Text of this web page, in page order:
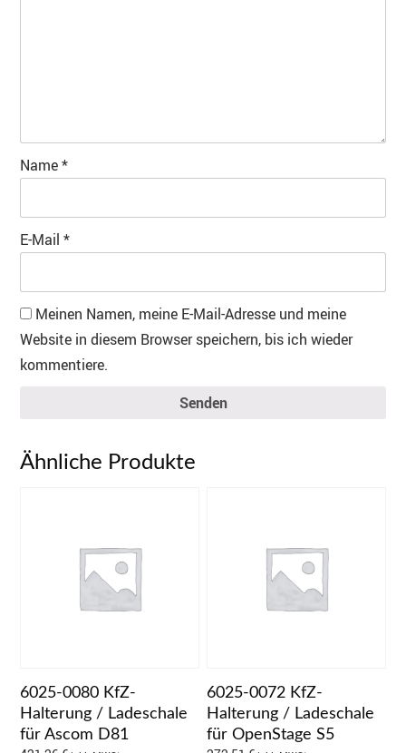
Name*
E-Mail *
Meinen Namen, meine E-Mail-Adresse und meine
Website in diesem Browser speichern, bis ich wieder
kommentiere.
Senden
Ähnliche Produkte
6025-0080 KfZ-
Halterung / Ladeschale
für Ascom D81
6025-0072 KfZ-
Halterung / Ladeschale
für OpenStage S5